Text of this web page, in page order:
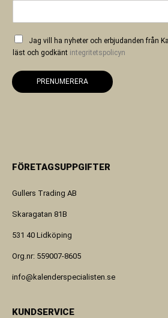
Jag vill ha nyheter och erbjudanden från
läst och godkänt integritetspolicyn
PRENUMERERA
FÖRETAGSUPPGIFTER
Gullers Trading AB
Skaragatan 81B
531 40 Lidköping
Org.nr: 559007-8605
info@kalenderspecialisten.se
KUNDSERVICE